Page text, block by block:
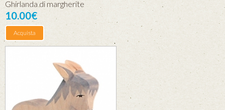
Ghirlanda di margherite
10.00€
Acquista